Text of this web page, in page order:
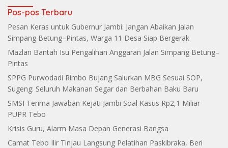
Pos-pos Terbaru
Pesan Keras untuk Gubernur Jambi: Jangan Abaikan Jalan
Simpang Betung–Pintas, Warga 11 Desa Siap Bergerak
Mazlan Bantah Isu Pengalihan Anggaran Jalan Simpang Betung–
Pintas
SPPG Purwodadi Rimbo Bujang Salurkan MBG Sesuai SOP,
Sugeng: Seluruh Makanan Segar dan Berbahan Baku Baru
SMSI Terima Jawaban Kejati Jambi Soal Kasus Rp2,1 Miliar
PUPR Tebo
Krisis Guru, Alarm Masa Depan Generasi Bangsa
Camat Tebo Ilir Tinjau Langsung Pelatihan Paskibraka, Beri